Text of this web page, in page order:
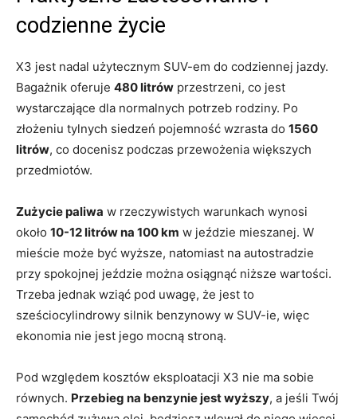
codzienne życie
X3 jest nadal użytecznym SUV-em do codziennej jazdy.
Bagażnik oferuje 480 litrów przestrzeni, co jest
wystarczające dla normalnych potrzeb rodziny. Po
złożeniu tylnych siedzeń pojemność wzrasta do 1560
litrów, co docenisz podczas przewożenia większych
przedmiotów.
Zużycie paliwa w rzeczywistych warunkach wynosi
około 10-12 litrów na 100 km w jeździe mieszanej. W
mieście może być wyższe, natomiast na autostradzie
przy spokojnej jeździe można osiągnąć niższe wartości.
Trzeba jednak wziąć pod uwagę, że jest to
sześciocylindrowy silnik benzynowy w SUV-ie, więc
ekonomia nie jest jego mocną stroną.
Pod względem kosztów eksploatacji X3 nie ma sobie
równych. Przebieg na benzynie jest wyższy, a jeśli Twój